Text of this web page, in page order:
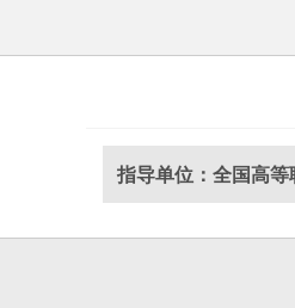
指导单位：全国高